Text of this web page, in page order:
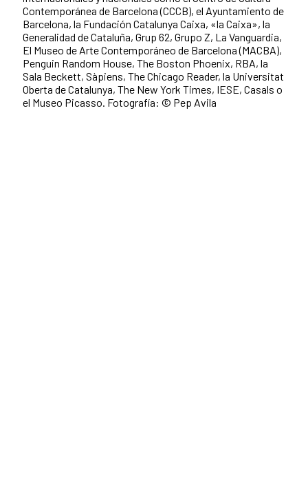
Contemporánea de Barcelona (CCCB), el Ayuntamiento de
Barcelona, la Fundación Catalunya Caixa, «la Caixa», la
Generalidad de Cataluña, Grup 62, Grupo Z, La Vanguardia,
El Museo de Arte Contemporáneo de Barcelona (MACBA),
Penguin Random House, The Boston Phoenix, RBA, la
Sala Beckett, Sàpiens, The Chicago Reader, la Universitat
Oberta de Catalunya, The New York Times, IESE, Casals o
el Museo Picasso. Fotografía: © Pep Avila